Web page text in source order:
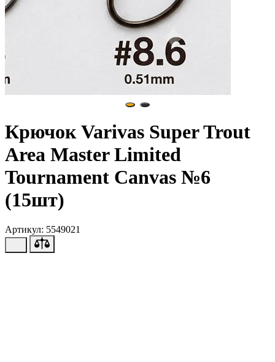
Крючок Varivas Super Trout
Area Master Limited
Tournament Canvas №6
(15шт)
Артикул: 5549021